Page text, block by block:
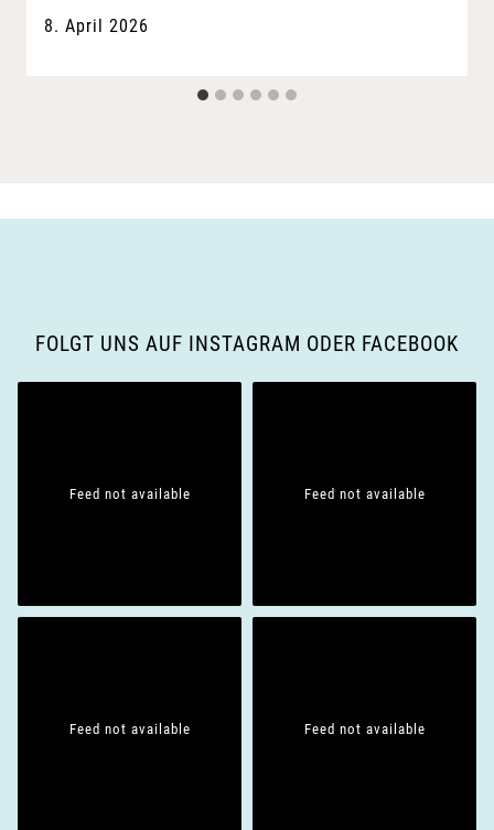
8. April 2026
FOLGT UNS AUF INSTAGRAM ODER FACEBOOK
Feed not available Feed not available
Feed not available Feed not available